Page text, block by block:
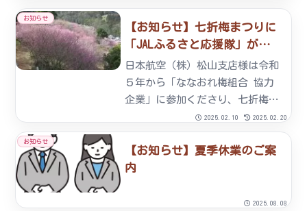
効などがあり、昨年のカメムシ被
害の対応について話し合い、来年
も立派な梅を作ろうと組合員の意
欲が高まった会でした。
お知らせ
【お知らせ】七折梅まつりに
「JALふるさと応援隊」が来
ます！
日本航空（株）松山支店様は令和
５年から「ななおれ梅組合 協力
企業」に参加くださり、七折梅園
の植樹や梅まつりのお手伝いなど
梅組合の事業に協力していただい
ております。JALふるさと応援隊
が七折梅まつりに協力していただ
2025.02.10 2025.02.20
お知らせ
【お知らせ】夏季休業のご案
内
2025.08.08